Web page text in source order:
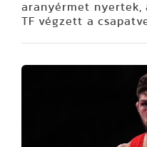
aranyérmet nyertek,
TF végzett a